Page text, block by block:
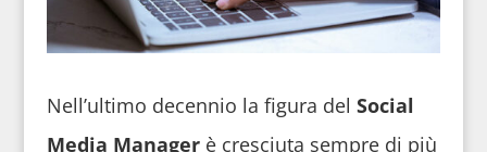
Nell’ultimo decennio la figura del Social
Media Managerè cresciuta sempre di più